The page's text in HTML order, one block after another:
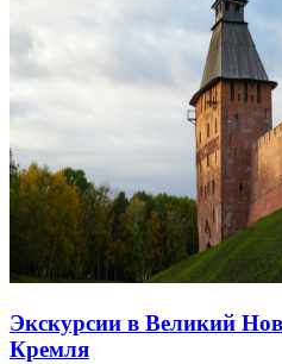
Экскурсии в Великий
Кремля